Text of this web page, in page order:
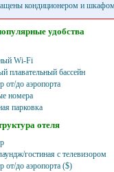
кондиционером и
удобства
Wi-Fi
плавательный бассейн
от/до аэропорта
номера
парковка
отеля
гостиная с телевизором
от/до аэропорта ($)